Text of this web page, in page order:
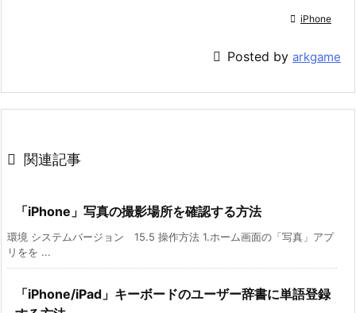
 iPhone
 Posted by arkgame
 関連記事
「iPhone」写真の撮影場所を確認する方法
環境 システムバージョン 15.5 操作方法 1.ホーム画面の「写真」アプ
リをを ...
「iPhone/iPad」キーボードのユーザー辞書に単語登録